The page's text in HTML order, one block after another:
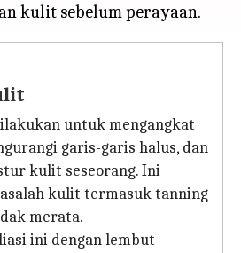
untuk mengangkat
garis-garis halus, dan
kulit seseorang. Ini
kulit termasuk tanning
merata.
ini dengan lembut